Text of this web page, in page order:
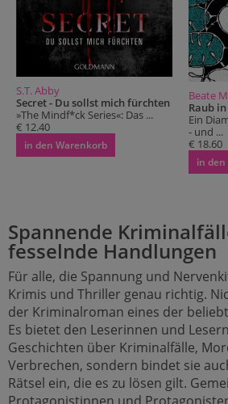
S.T. Abby
Secret - Du sollst mich fürchten
»The Mindf*ck Series«: Das ...
€ 12.40
in den Warenkorb
Beate
Raub
Ein
- und ...
€ 18.60
in
Spannende
fesselnde Handlungen
Für alle, die Spannung und
Krimis und Thriller genau richtig.
der Kriminalroman eines der
Es bietet den Leserinnen und
Geschichten über Kriminalfälle,
Verbrechen, sondern bindet sie
Rätsel ein, die es zu lösen gilt.